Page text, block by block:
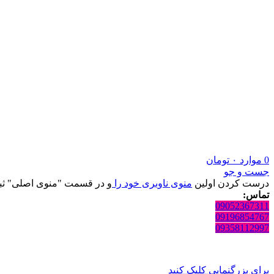
0 موارد ۰ تومان
جست و جو
درست کردن اولین منوی ناوبری خود را و در قسمت "منوی اصلی"
تماس:
09052367311
09196854767
09358112997
برای بزرگنمایی کلیک کنید